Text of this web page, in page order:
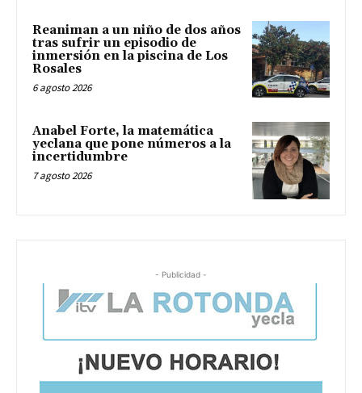
Reaniman a un niño de dos años
tras sufrir un episodio de
inmersión en la piscina de Los
Rosales
6 agosto 2026
Anabel Forte, la matemática
yeclana que pone números a la
incertidumbre
7 agosto 2026
- Publicidad -